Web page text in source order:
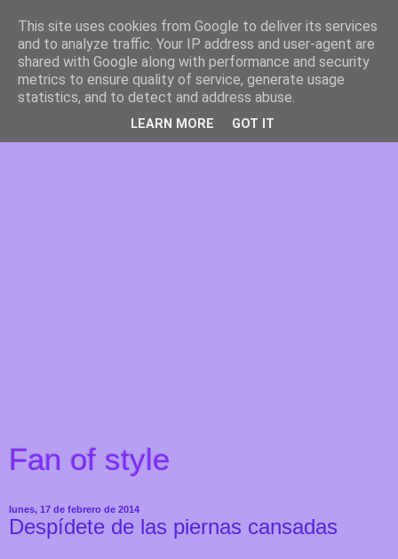
Fan of style
lunes, 17 de febrero de 2014
Despídete de las piernas cansadas
This site uses cookies from Google to deliver its services
and to analyze traffic. Your IP address and user-agent are
shared with Google along with performance and security
metrics to ensure quality of service, generate usage
statistics, and to detect and address abuse.
LEARN MORE GOT IT